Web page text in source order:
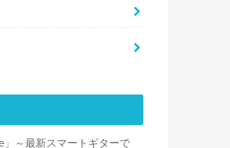
」～最新スマートギターで